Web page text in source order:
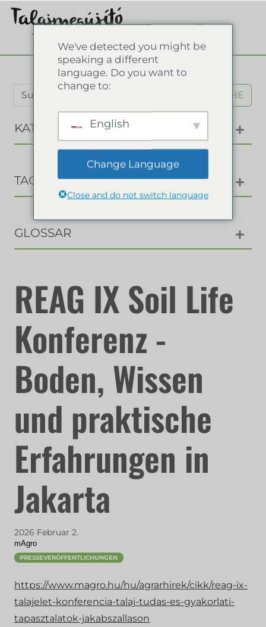
SUCHE
KATEGORIEN
TAGS
GLOSSAR
REAG IX Soil Life
Konferenz -
Boden, Wissen
und praktische
Erfahrungen in
Jakarta
2026 Februar 2.
mAgro
PRESSEVERÖFFENTLICHUNGEN
https://www.magro.hu/hu/agrarhirek/cikk/reag-ix-
talajelet-konferencia-talaj-tudas-es-gyakorlati-
tapasztalatok-jakabszallason
We've detected you might be
speaking a different
language. Do you want to
change to:
English
Change Language
Close and do not switch language